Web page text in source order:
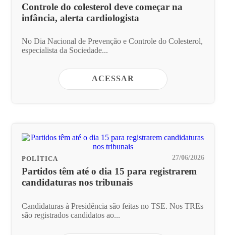
Controle do colesterol deve começar na
infância, alerta cardiologista
No Dia Nacional de Prevenção e Controle do Colesterol,
especialista da Sociedade...
ACESSAR
POLÍTICA 27/06/2026
Partidos têm até o dia 15 para registrarem
candidaturas nos tribunais
Candidaturas à Presidência são feitas no TSE. Nos TREs
são registrados candidatos ao...